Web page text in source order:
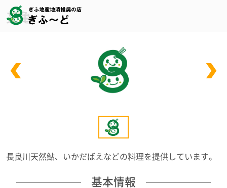
又亀
長良川天然鮎、いかだばえなどの料理を提供しています。
基本情報